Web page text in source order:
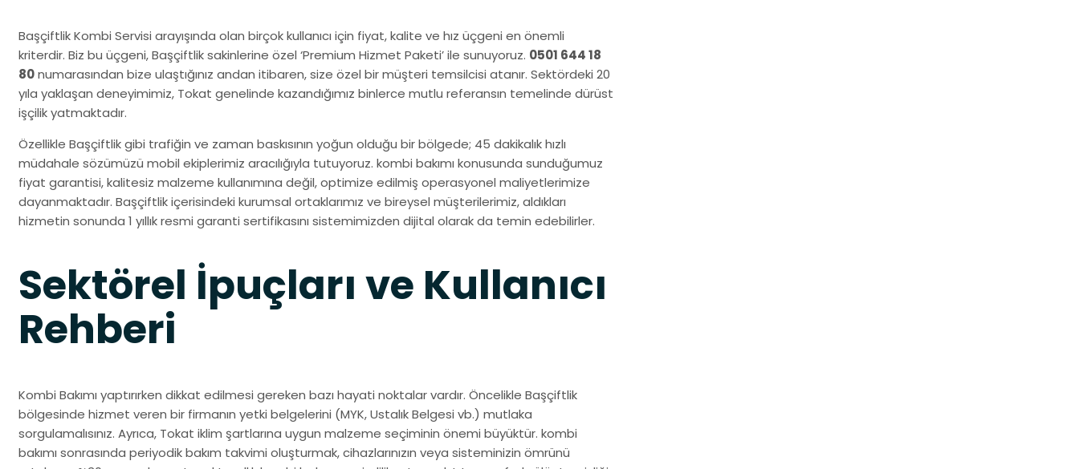
Başçiftlik Kombi Servisi arayışında olan birçok kullanıcı için fiyat, kalite ve hız üçgeni en önemli
kriterdir. Biz bu üçgeni, Başçiftlik sakinlerine özel ‘Premium Hizmet Paketi’ ile sunuyoruz. 0501 644 18
80numarasından bize ulaştığınız andan itibaren, size özel bir müşteri temsilcisi atanır. Sektördeki 20
yıla yaklaşan deneyimimiz, Tokat genelinde kazandığımız binlerce mutlu referansın temelinde dürüst
işçilik yatmaktadır.
Özellikle Başçiftlik gibi trafiğin ve zaman baskısının yoğun olduğu bir bölgede; 45 dakikalık hızlı
müdahale sözümüzü mobil ekiplerimiz aracılığıyla tutuyoruz. kombi bakımı konusunda sunduğumuz
fiyat garantisi, kalitesiz malzeme kullanımına değil, optimize edilmiş operasyonel maliyetlerimize
dayanmaktadır. Başçiftlik içerisindeki kurumsal ortaklarımız ve bireysel müşterilerimiz, aldıkları
hizmetin sonunda 1 yıllık resmi garanti sertifikasını sistemimizden dijital olarak da temin edebilirler.
Sektörel İpuçları ve Kullanıcı
Rehberi
Kombi Bakımı yaptırırken dikkat edilmesi gereken bazı hayati noktalar vardır. Öncelikle Başçiftlik
bölgesinde hizmet veren bir firmanın yetki belgelerini (MYK, Ustalık Belgesi vb.) mutlaka
sorgulamalısınız. Ayrıca, Tokat iklim şartlarına uygun malzeme seçiminin önemi büyüktür. kombi
bakımı sonrasında periyodik bakım takvimi oluşturmak, cihazlarınızın veya sisteminizin ömrünü